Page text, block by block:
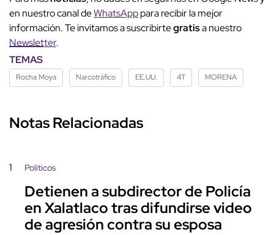
en nuestro canal deWhatsApppara recibir la mejor
información. Te invitamos a suscribirtegratisa nuestro
Newsletter.
TEMAS
Rocha Moya Narcotráfico EE.UU. 4T MORENA
Notas Relacionadas
1 Políticos
Detienen a subdirector de Policía
en Xalatlaco tras difundirse video
de agresión contra su esposa